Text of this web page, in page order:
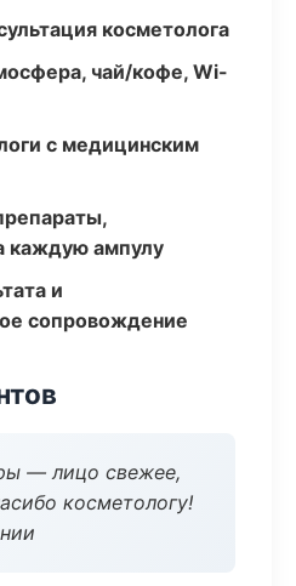
косметолога
чай/кофе, Wi-
с медицинским
каждую ампулу
и
сопровождение
— лицо свежее,
косметологу!